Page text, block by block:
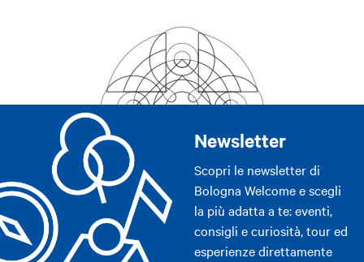
Newsletter
Scopri le newsletter di
Bologna Welcome e scegli
la più adatta a te: eventi,
consigli e curiosità, tour ed
esperienze direttamente